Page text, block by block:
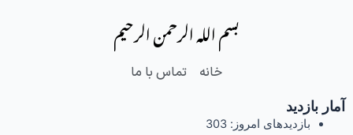
بسم الله الرحمن الرحیم
خانه تماس با ما
آمار بازدید
بازدیدهای امروز: 303